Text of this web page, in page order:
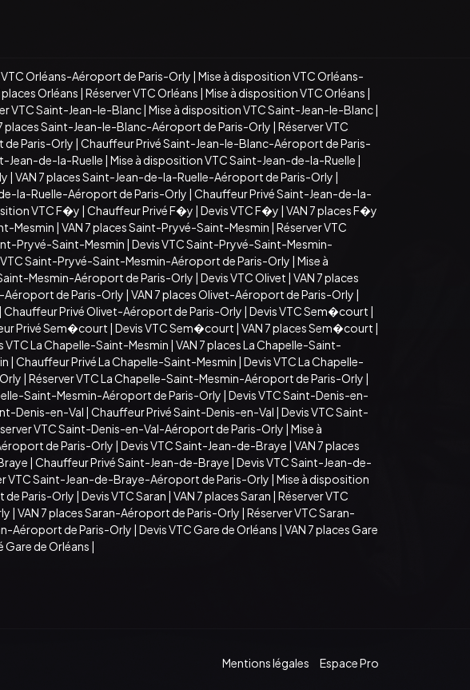
VTC Orléans-Aéroport de Paris-Orly | Mise à disposition VTC Orléans-
places Orléans | Réserver VTC Orléans | Mise à disposition VTC Orléans |
VTC Saint-Jean-le-Blanc| Mise à disposition VTC Saint-Jean-le-Blanc|
places Saint-Jean-le-Blanc-Aéroport de Paris-Orly | Réserver VTC
de Paris-Orly | Chauffeur Privé Saint-Jean-le-Blanc-Aéroport de Paris-
Jean-de-la-Ruelle | Mise à disposition VTC Saint-Jean-de-la-Ruelle |
| VAN 7 places Saint-Jean-de-la-Ruelle-Aéroport de Paris-Orly |
la-Ruelle-Aéroport de Paris-Orly | Chauffeur Privé Saint-Jean-de-la-
VTC F�y | Chauffeur Privé F�y | Devis VTC F�y | VAN 7 places F�y
Mesmin | VAN 7 places Saint-Pryvé-Saint-Mesmin | Réserver VTC
Pryvé-Saint-Mesmin | Devis VTC Saint-Pryvé-Saint-Mesmin-
VTC Saint-Pryvé-Saint-Mesmin-Aéroport de Paris-Orly | Mise à
Mesmin-Aéroport de Paris-Orly | Devis VTC Olivet | VAN 7 places
Aéroport de Paris-Orly | VAN 7 places Olivet-Aéroport de Paris-Orly |
| Chauffeur Privé Olivet-Aéroport de Paris-Orly | Devis VTC Sem�court |
Privé Sem�court | Devis VTC Sem�court | VAN 7 places Sem�court |
VTC La Chapelle-Saint-Mesmin | VAN 7 places La Chapelle-Saint-
| Chauffeur Privé La Chapelle-Saint-Mesmin | Devis VTC La Chapelle-
| Réserver VTC La Chapelle-Saint-Mesmin-Aéroport de Paris-Orly |
Saint-Mesmin-Aéroport de Paris-Orly | Devis VTC Saint-Denis-en-
Denis-en-Val | Chauffeur Privé Saint-Denis-en-Val | Devis VTC Saint-
VTC Saint-Denis-en-Val-Aéroport de Paris-Orly | Mise à
de Paris-Orly | Devis VTC Saint-Jean-de-Braye | VAN 7 places
| Chauffeur Privé Saint-Jean-de-Braye | Devis VTC Saint-Jean-de-
VTC Saint-Jean-de-Braye-Aéroport de Paris-Orly | Mise à disposition
de Paris-Orly | Devis VTC Saran | VAN 7 places Saran | Réserver VTC
| VAN 7 places Saran-Aéroport de Paris-Orly | Réserver VTC Saran-
Aéroport de Paris-Orly | Devis VTC Gare de Orléans | VAN 7 places Gare
Gare de Orléans |
Mentions légales
Espace Pro